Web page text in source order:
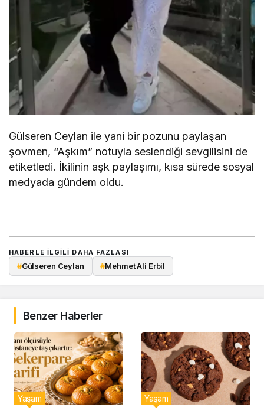
Gülseren Ceylan ile yani bir pozunu paylaşan
şovmen, “Aşkım” notuyla seslendiği sevgilisini de
etiketledi. İkilinin aşk paylaşımı, kısa sürede sosyal
medyada gündem oldu.
HABERLE ILGILI DAHA FAZLASI
#Gülseren Ceylan #Mehmet Ali Erbil
Benzer Haberler
Yaşam Yaşam